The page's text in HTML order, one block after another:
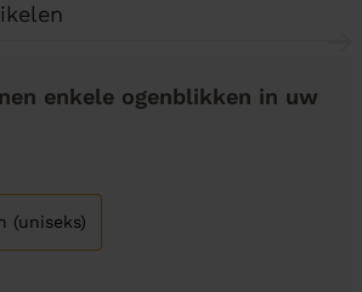
enkele ogenblikken in uw
(uniseks)